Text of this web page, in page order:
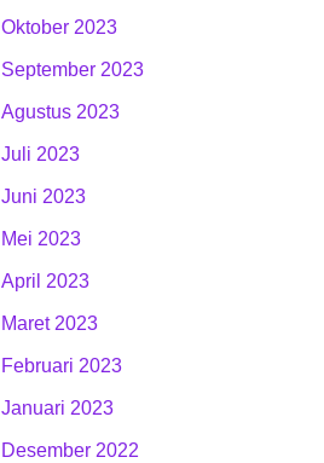
Oktober 2023
September 2023
Agustus 2023
Juli 2023
Juni 2023
Mei 2023
April 2023
Maret 2023
Februari 2023
Januari 2023
Desember 2022